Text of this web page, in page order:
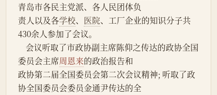
青岛市各民主党派、各人民团体负
责人以及各学校、 医院、工厂企业的知识分子共
430余人参加了会议。
委员会主席周恩来的政治报告和
政协第二届全国委员会第二次会议精神; 听取了政
协全国委员会委员金通尹传达的全